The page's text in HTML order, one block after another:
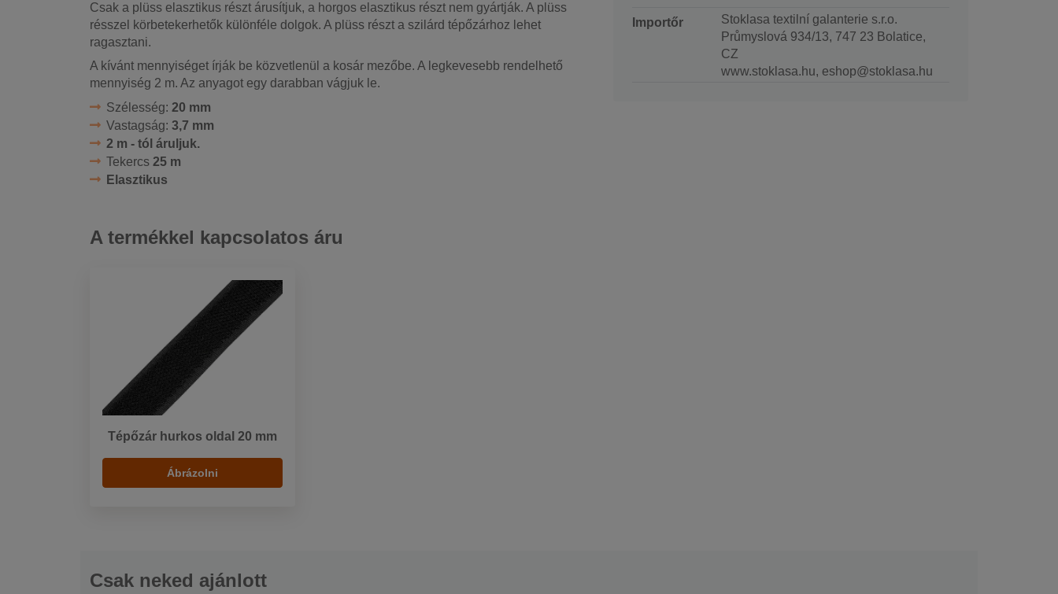
Csak a plüss elasztikus részt árusítjuk, a horgos elasztikus részt nem gyártják. A plüss
résszel körbetekerhetők különféle dolgok. A plüss részt a szilárd tépőzárhoz lehet
ragasztani.
A kívánt mennyiséget írják be közvetlenül a kosár mezőbe. A legkevesebb rendelhető
mennyiség 2 m. Az anyagot egy darabban vágjuk le.
Szélesség: 20 mm
Vastagság: 3,7 mm
2 m - tól áruljuk.
Tekercs 25 m
Elasztikus
Importőr
Stoklasa textilní galanterie s.r.o.
Průmyslová 934/13, 747 23 Bolatice,
CZ
www.stoklasa.hu, eshop@stoklasa.hu
A termékkel kapcsolatos áru
Tépőzár hurkos oldal 20 mm
Ábrázolni
Csak neked ajánlott